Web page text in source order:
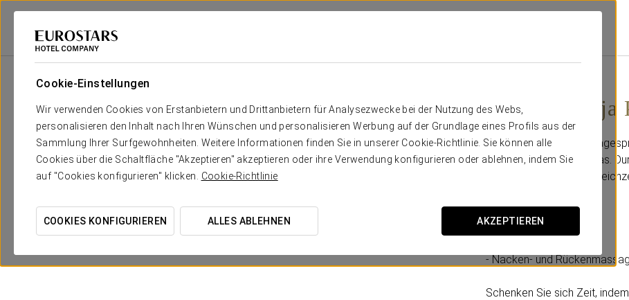
Cookie-Einstellungen
Wir verwenden Cookies von Erstanbietern und Drittanbietern für Analysezwecke bei der Nutzung des Webs,
personalisieren den Inhalt nach Ihren Wünschen und personalisieren Werbung auf der Grundlage eines Profils aus der
Sammlung Ihrer Surfgewohnheiten. Weitere Informationen finden Sie in unserer Cookie-Richtlinie. Sie können alle
Cookies über die Schaltfläche "Akzeptieren" akzeptieren oder ihre Verwendung konfigurieren oder ablehnen, indem Sie
auf "Cookies konfigurieren" klicken. Cookie-Richtlinie
COOKIES KONFIGURIEREN ALLES ABLEHNEN AKZEPTIEREN
Eurostars Hotel Company
Isla de la Toja
Mit diesem speziellen
Anwendungen eines Spas.
straff an, während Sie
Inklusive:
- Nacken- und
Schenken Sie sich Zeit,